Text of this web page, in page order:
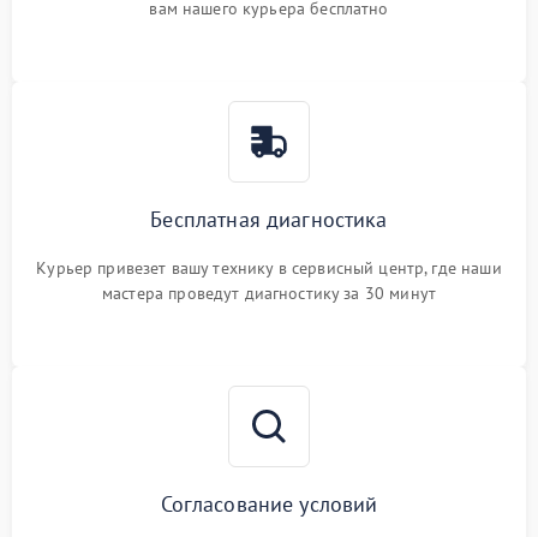
вам нашего курьера бесплатно
Бесплатная диагностика
Курьер привезет вашу технику в сервисный центр, где наши
мастера проведут диагностику за 30 минут
Согласование условий